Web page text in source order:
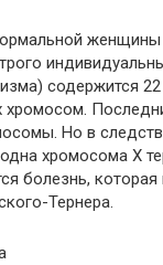
женщины
содержится
хромосом.
Но в
хромосома Х
болезнь, которая
Тернера.